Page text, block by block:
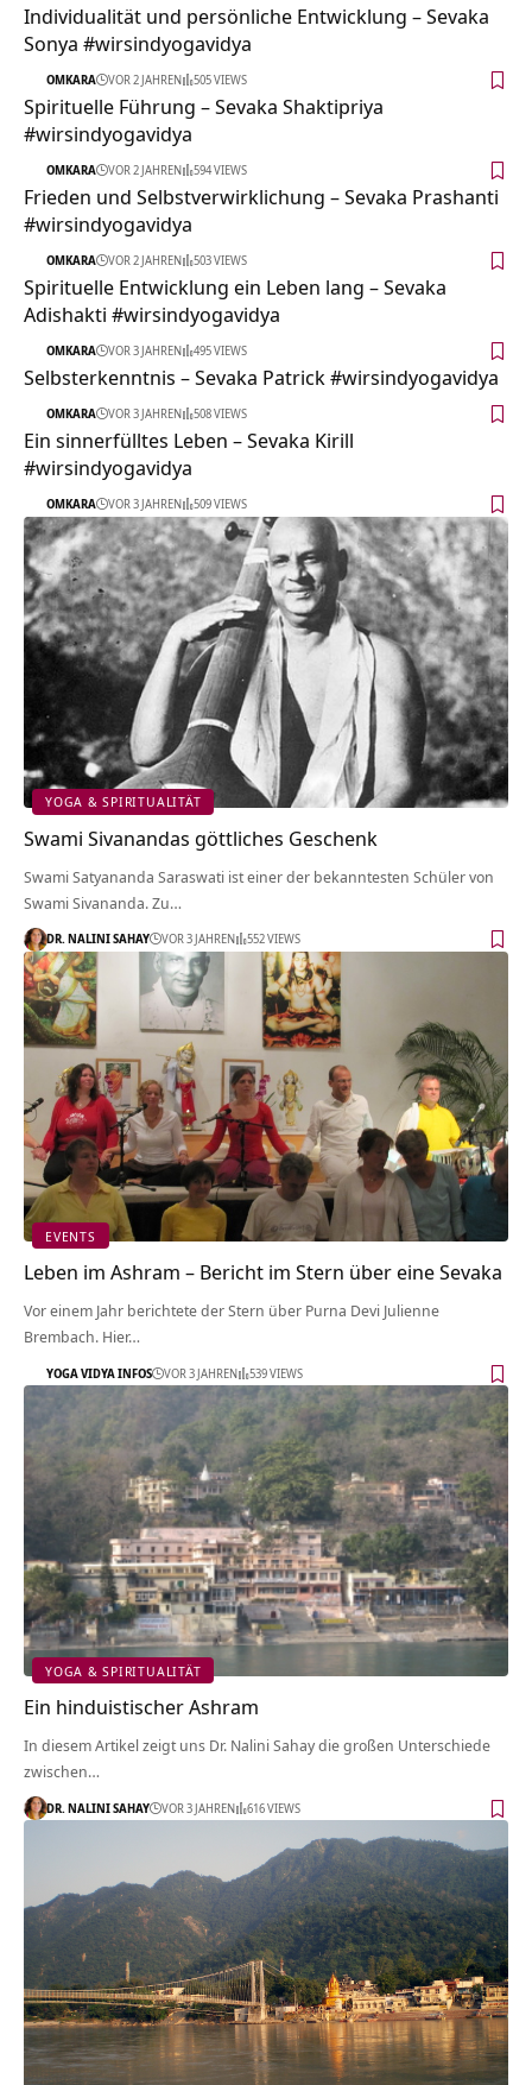
Individualität und persönliche Entwicklung – Sevaka
Sonya #wirsindyogavidya
OMKARA VOR 2 JAHREN 505 VIEWS
Spirituelle Führung – Sevaka Shaktipriya
#wirsindyogavidya
OMKARA VOR 2 JAHREN 594 VIEWS
Frieden und Selbstverwirklichung – Sevaka Prashanti
#wirsindyogavidya
OMKARA VOR 2 JAHREN 503 VIEWS
Spirituelle Entwicklung ein Leben lang – Sevaka
Adishakti #wirsindyogavidya
OMKARA VOR 3 JAHREN 495 VIEWS
Selbsterkenntnis – Sevaka Patrick #wirsindyogavidya
OMKARA VOR 3 JAHREN 508 VIEWS
Ein sinnerfülltes Leben – Sevaka Kirill
#wirsindyogavidya
OMKARA VOR 3 JAHREN 509 VIEWS
YOGA & SPIRITUALITÄT
Swami Sivanandas göttliches Geschenk
Swami Satyananda Saraswati ist einer der bekanntesten Schüler von
Swami Sivananda. Zu…
DR. NALINI SAHAY VOR 3 JAHREN 552 VIEWS
EVENTS
Leben im Ashram – Bericht im Stern über eine Sevaka
Vor einem Jahr berichtete der Stern über Purna Devi Julienne
Brembach. Hier…
YOGA VIDYA INFOS VOR 3 JAHREN 539 VIEWS
YOGA & SPIRITUALITÄT
Ein hinduistischer Ashram
In diesem Artikel zeigt uns Dr. Nalini Sahay die großen Unterschiede
zwischen…
DR. NALINI SAHAY VOR 3 JAHREN 616 VIEWS